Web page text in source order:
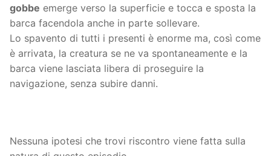
gobbe emerge verso la superficie e tocca e sposta la
barca facendola anche in parte sollevare.
Lo spavento di tutti i presenti è enorme ma, così come
è arrivata, la creatura se ne va spontaneamente e la
barca viene lasciata libera di proseguire la
navigazione, senza subire danni.
Nessuna ipotesi che trovi riscontro viene fatta sulla